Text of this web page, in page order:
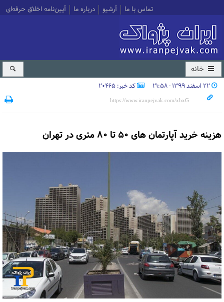
تماس با ما آرشیو درباره ما آیین‌نامه اخلاق حرفه‌ای
خانه
۲۲ اسفند ۱۳۹۹ - ۲۱:۵۸ کد خبر: 20465
هزینه خرید آپارتمان های ۵۰ تا ۸۰ متری در تهران